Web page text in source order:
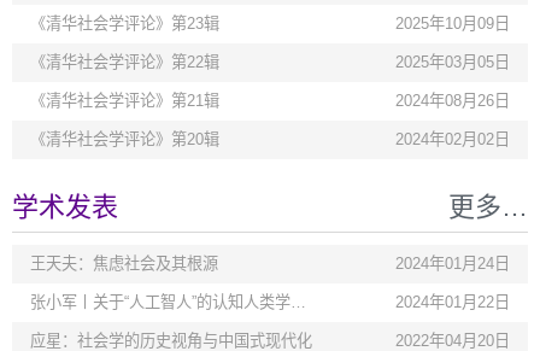
2025年10月09日
《清华社会学评论》第23辑
2025年03月05日
《清华社会学评论》第22辑
2024年08月26日
《清华社会学评论》第21辑
2024年02月02日
《清华社会学评论》第20辑
学术发表 更多…
2024年01月24日
​王天夫：焦虑社会及其根源
2024年01月22日
张小军丨关于“人工智人”的认知人类学思
考 2022年04月20日
应星：社会学的历史视角与中国式现代化